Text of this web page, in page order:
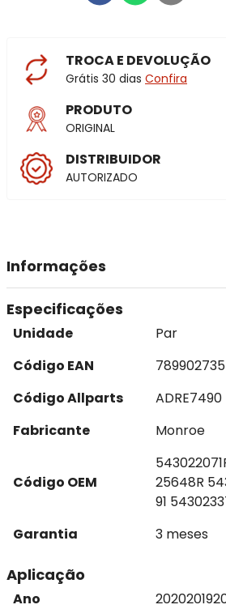
TROCA E DEVOLUÇÃO
Grátis 30 dias Confira
PRODUTO
ORIGINAL
DISTRIBUIDOR
AUTORIZADO
Informações
Especificações
Unidade
Par
Código EAN
Código Allparts
ADRE7490
Fabricante
Monroe
Código OEM
25648R
91
Garantia
3 meses
Aplicação
Ano 20202019